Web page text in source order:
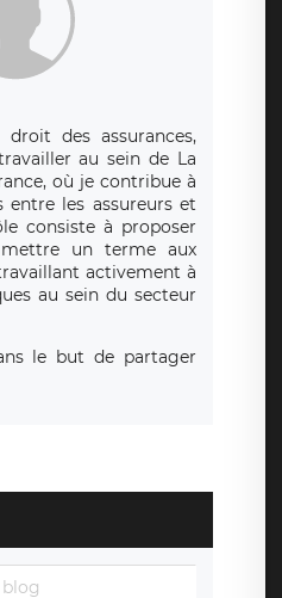
droit des assurances,
au sein de La
où je contribue à
entre les assureurs et
consiste à proposer
un terme aux
activement à
au sein du secteur
le but de partager